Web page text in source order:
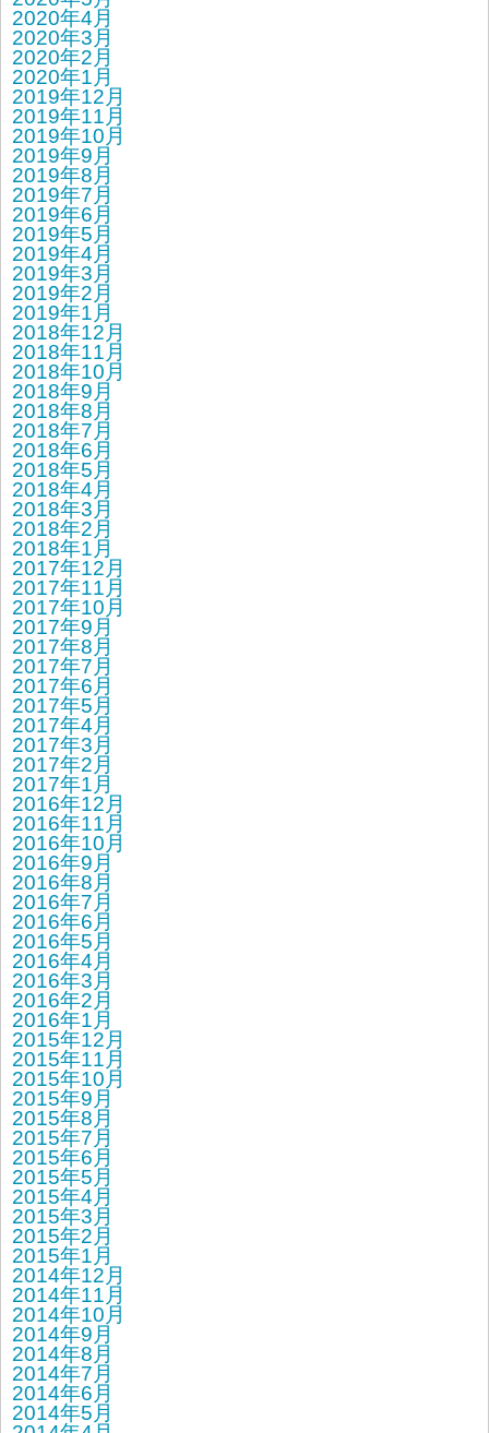
2020年4月
2020年3月
2020年2月
2020年1月
2019年12月
2019年11月
2019年10月
2019年9月
2019年8月
2019年7月
2019年6月
2019年5月
2019年4月
2019年3月
2019年2月
2019年1月
2018年12月
2018年11月
2018年10月
2018年9月
2018年8月
2018年7月
2018年6月
2018年5月
2018年4月
2018年3月
2018年2月
2018年1月
2017年12月
2017年11月
2017年10月
2017年9月
2017年8月
2017年7月
2017年6月
2017年5月
2017年4月
2017年3月
2017年2月
2017年1月
2016年12月
2016年11月
2016年10月
2016年9月
2016年8月
2016年7月
2016年6月
2016年5月
2016年4月
2016年3月
2016年2月
2016年1月
2015年12月
2015年11月
2015年10月
2015年9月
2015年8月
2015年7月
2015年6月
2015年5月
2015年4月
2015年3月
2015年2月
2015年1月
2014年12月
2014年11月
2014年10月
2014年9月
2014年8月
2014年7月
2014年6月
2014年5月